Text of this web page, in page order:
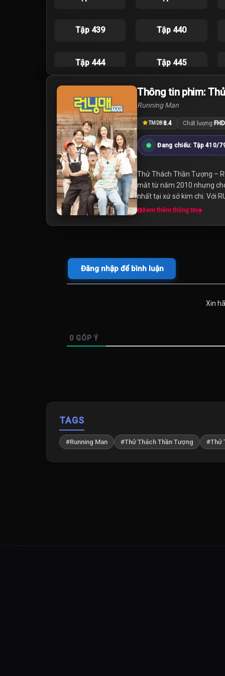
Tập 439 Tập 440
Tập 444 Tập 445
Tập 449 Tập 450
Tập 454 Tập 455
Tập 459
Tập 464 Tập 465
Tập 469 Tập 470
Tập 474 Tập 475
Tập 499
Thông tin phim:
Running Man
TMDB8.4 Chất lượng:FHD
Đang chiếu: Tập 410/
Thử Thách Thần Tượng –
mắt từ năm 2010 nhưng
nhất tại xứ sở kim chi. Với
Xem thêm thông tin
Đăng nhập để bình luận
Xin
0 GÓP Ý
TAGS
#Running Man #Thử Thách Thần Tượng #Thử